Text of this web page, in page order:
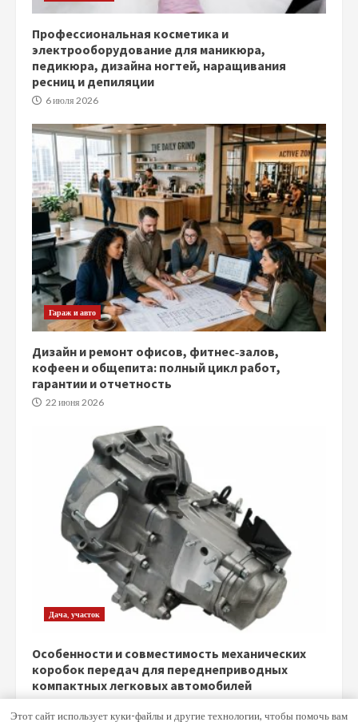
Профессиональная косметика и
электрооборудование для маникюра,
педикюра, дизайна ногтей, наращивания
ресниц и депиляции
6 июля 2026
Гараж и авто
Дизайн и ремонт офисов, фитнес‑залов,
кофеен и общепита: полный цикл работ,
гарантии и отчетность
22 июня 2026
Дача, участок
Особенности и совместимость механических
коробок передач для переднеприводных
компактных легковых автомобилей
Этот сайт использует куки-файлы и другие технологии, чтобы помочь вам